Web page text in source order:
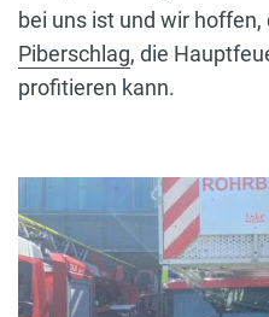
bei uns ist und wir hoffen,
Piberschlag, die
profitieren kann.